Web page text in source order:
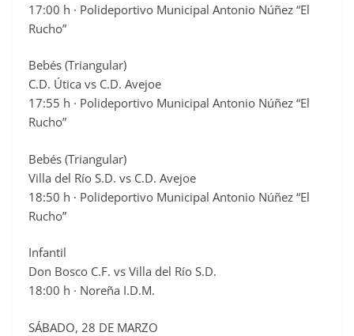
17:00 h · Polideportivo Municipal Antonio Núñez “El
Rucho”
Bebés (Triangular)
C.D. Útica vs C.D. Avejoe
17:55 h · Polideportivo Municipal Antonio Núñez “El
Rucho”
Bebés (Triangular)
Villa del Río S.D. vs C.D. Avejoe
18:50 h · Polideportivo Municipal Antonio Núñez “El
Rucho”
Infantil
Don Bosco C.F. vs Villa del Río S.D.
18:00 h · Noreña I.D.M.
SÁBADO, 28 DE MARZO